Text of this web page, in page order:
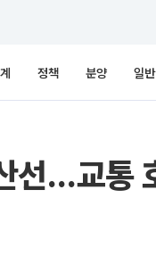
정책 분양 일반
선…교통